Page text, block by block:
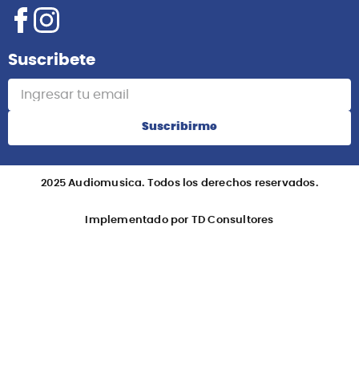
Suscribete
Suscribirme
2025 Audiomusica. Todos los derechos reservados.
Implementado por TD Consultores